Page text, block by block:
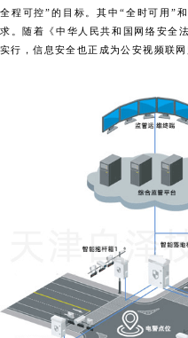
全程可控”的目标。其中“全时可用”
求。随着《中华人民共和国网络安全
实行，信息安全也正成为公安视频联网